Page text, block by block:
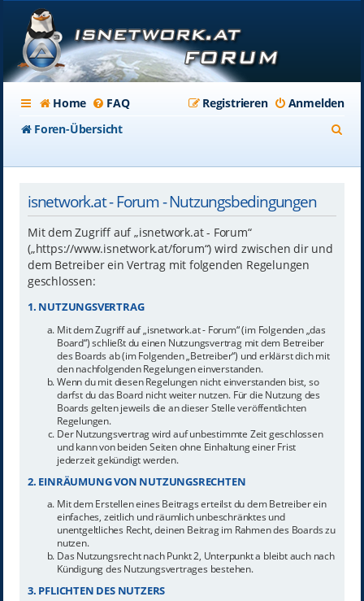
Home FAQ Anmelden
Registrieren
Foren-Übersicht
isnetwork.at - Forum - Nutzungsbedingungen
Mit dem Zugriff auf „isnetwork.at - Forum“
(„https://www.isnetwork.at/forum“) wird zwischen dir und
dem Betreiber ein Vertrag mit folgenden Regelungen
geschlossen:
1. NUTZUNGSVERTRAG
Mit dem Zugriff auf „isnetwork.at - Forum“ (im Folgenden „das
Board“) schließt du einen Nutzungsvertrag mit dem Betreiber
des Boards ab (im Folgenden „Betreiber“) und erklärst dich mit
den nachfolgenden Regelungen einverstanden.
Wenn du mit diesen Regelungen nicht einverstanden bist, so
darfst du das Board nicht weiter nutzen. Für die Nutzung des
Boards gelten jeweils die an dieser Stelle veröffentlichten
Regelungen.
Der Nutzungsvertrag wird auf unbestimmte Zeit geschlossen
und kann von beiden Seiten ohne Einhaltung einer Frist
jederzeit gekündigt werden.
2. EINRÄUMUNG VON NUTZUNGSRECHTEN
Mit dem Erstellen eines Beitrags erteilst du dem Betreiber ein
einfaches, zeitlich und räumlich unbeschränktes und
unentgeltliches Recht, deinen Beitrag im Rahmen des Boards zu
nutzen.
Das Nutzungsrecht nach Punkt 2, Unterpunkt a bleibt auch nach
Kündigung des Nutzungsvertrages bestehen.
3. PFLICHTEN DES NUTZERS